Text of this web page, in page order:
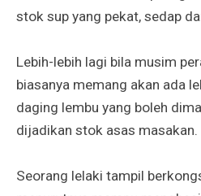
stok sup yang pekat, sedap
Lebih-lebih lagi bila musim
biasanya memang akan ada
daging lembu yang boleh
dijadikan stok asas masakan.
Seorang lelaki tampil